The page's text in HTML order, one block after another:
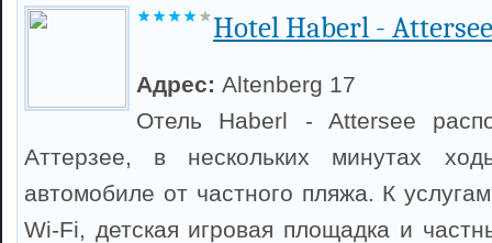
Hotel Haberl - Attersee
Адрес: Altenberg 17
Отель Haberl - Attersee
Аттерзее, в нескольких минутах
автомобиле от частного пляжа. К
Wi-Fi, детская игровая площадка и